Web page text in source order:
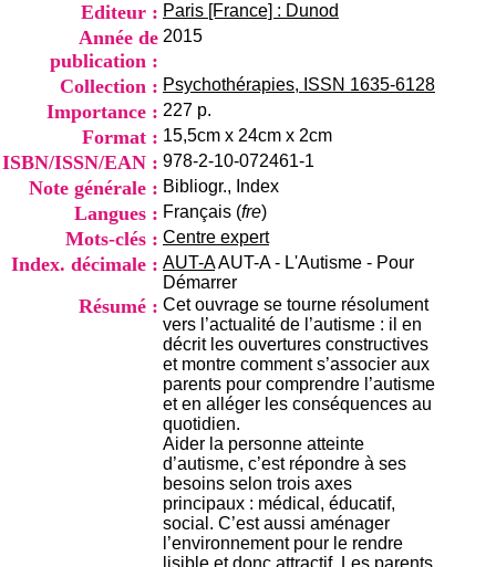
Editeur : Paris [France] : Dunod
Année de
publication :
2015
Collection : Psychothérapies, ISSN 1635-6128
Importance : 227 p.
Format : 15,5cm x 24cm x 2cm
ISBN/ISSN/EAN : 978-2-10-072461-1
Note générale : Bibliogr., Index
Langues : Français (fre)
Mots-clés : Centre expert
Index. décimale : AUT-AAUT-A - L'Autisme - Pour
Démarrer
Résumé : Cet ouvrage se tourne résolument
vers l’actualité de l’autisme : il en
décrit les ouvertures constructives
et montre comment s’associer aux
parents pour comprendre l’autisme
et en alléger les conséquences au
quotidien.
Aider la personne atteinte
d’autisme, c’est répondre à ses
besoins selon trois axes
principaux : médical, éducatif,
social. C’est aussi aménager
l’environnement pour le rendre
lisible et donc attractif. Les parents
D
o
u
m
e
n
t
a
t
i
o
n
d
u
C
R
A
R
h
ô
n
e
-
A
l
p
e